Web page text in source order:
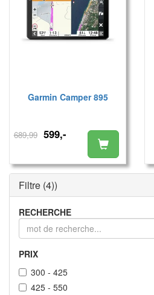
Garmin Camper 895
689,99 599,-
Filtre (4))
RECHERCHE
PRIX
300 - 425
425 - 550